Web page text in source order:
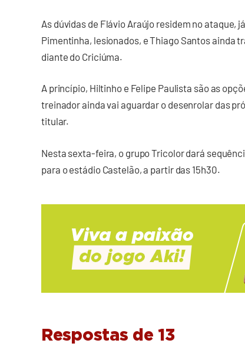
As dúvidas de Flávio Araújo residem no ataque,
Pimentinha, lesionados, e Thiago Santos ainda
diante do Criciúma.
A princípio, Hiltinho e Felipe Paulista são as
treinador ainda vai aguardar o desenrolar das
titular.
Nesta sexta-feira, o grupo Tricolor dará
para o estádio Castelão, a partir das 15h30.
Respostas de 13